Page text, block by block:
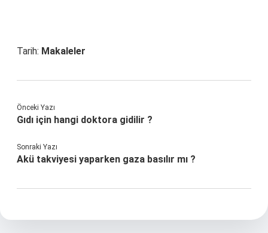
Tarih: Makaleler
Önceki Yazı
Gıdı için hangi doktora gidilir ?
Sonraki Yazı
Akü takviyesi yaparken gaza basılır mı ?